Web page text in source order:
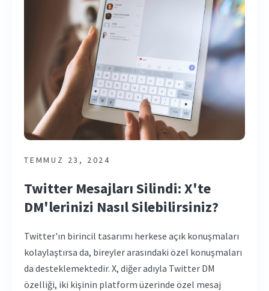
TEMMUZ 23, 2024
Twitter Mesajları Silindi: X'te
DM'lerinizi Nasıl Silebilirsiniz?
Twitter'ın birincil tasarımı herkese açık konuşmaları
kolaylaştırsa da, bireyler arasındaki özel konuşmaları
da desteklemektedir. X, diğer adıyla Twitter DM
özelliği, iki kişinin platform üzerinde özel mesaj